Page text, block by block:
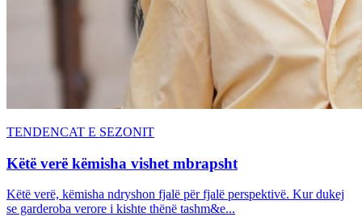
TENDENCAT E SEZONIT
Këtë verë këmisha vishet mbrapsht
Këtë verë, këmisha ndryshon fjalë për fjalë perspektivë. Kur dukej
se garderoba verore i kishte thënë tashm&e...